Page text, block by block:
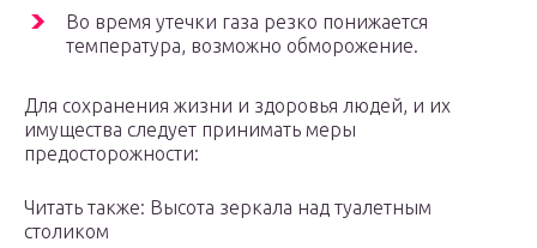
Во время утечки газа резко понижается
температура, возможно обморожение.
Для сохранения жизни и здоровья людей, и их
имущества следует принимать меры
предосторожности:
Читать также: Высота зеркала над туалетным
столиком